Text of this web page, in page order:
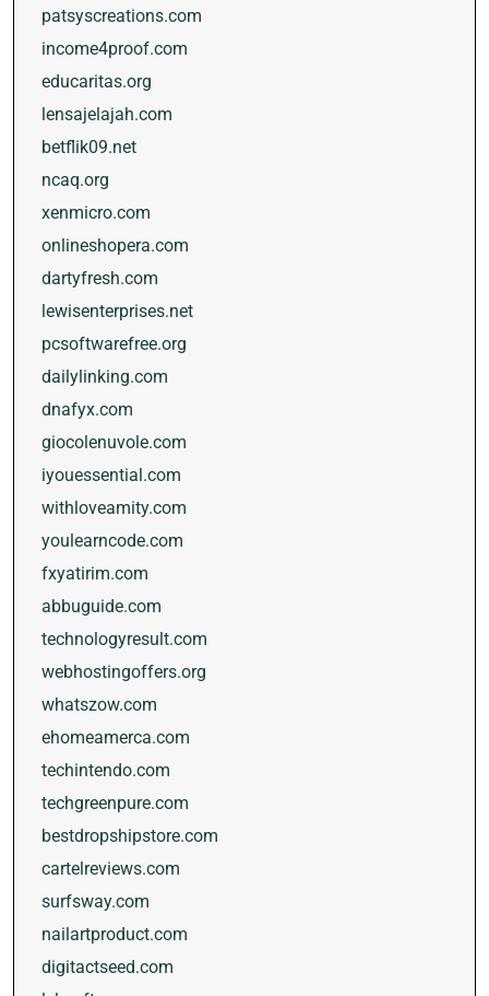
patsyscreations.com
income4proof.com
educaritas.org
lensajelajah.com
betflik09.net
ncaq.org
xenmicro.com
onlineshopera.com
dartyfresh.com
lewisenterprises.net
pcsoftwarefree.org
dailylinking.com
dnafyx.com
giocolenuvole.com
iyouessential.com
withloveamity.com
youlearncode.com
fxyatirim.com
abbuguide.com
technologyresult.com
webhostingoffers.org
whatszow.com
ehomeamerca.com
techintendo.com
techgreenpure.com
bestdropshipstore.com
cartelreviews.com
surfsway.com
nailartproduct.com
digitactseed.com